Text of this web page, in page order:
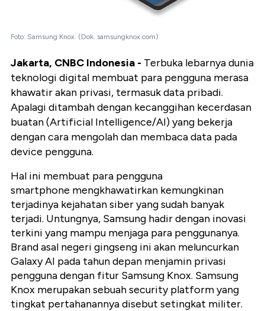
Foto: Samsung Knox. (Dok. samsungknox.com)
Jakarta, CNBC Indonesia - Terbuka lebarnya dunia
teknologi digital membuat para pengguna merasa
khawatir akan privasi, termasuk data pribadi.
Apalagi ditambah dengan kecanggihan kecerdasan
buatan (Artificial Intelligence/AI) yang bekerja
dengan cara mengolah dan membaca data pada
device pengguna.
Hal ini membuat para pengguna
smartphone mengkhawatirkan kemungkinan
terjadinya kejahatan siber yang sudah banyak
terjadi. Untungnya, Samsung hadir dengan inovasi
terkini yang mampu menjaga para penggunanya.
Brand asal negeri gingseng ini akan meluncurkan
Galaxy AI pada tahun depan menjamin privasi
pengguna dengan fitur Samsung Knox. Samsung
Knox merupakan sebuah security platform yang
tingkat pertahanannya disebut setingkat militer.